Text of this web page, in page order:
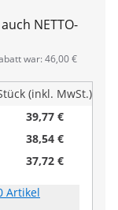
NETTO-
war: 46,00 €
(inkl. MwSt.)
39,77 €
38,54 €
37,72 €
Artikel